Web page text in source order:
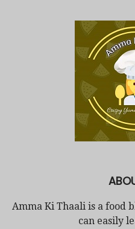
Amma Ki Thaali is a food
can easily